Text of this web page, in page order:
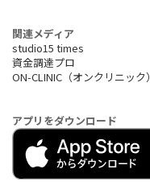
関連メディア
studio15 times
資金調達プロ
ON-CLINIC（オンクリニック）
アプリをダウンロード